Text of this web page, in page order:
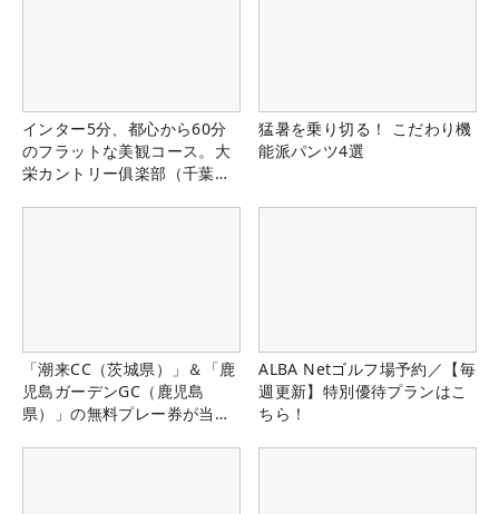
インター5分、都心から60分
のフラットな美観コース。大
栄カントリー俱楽部（千葉
猛暑を乗り切る！ こだわり機
能派パンツ4選
「潮来CC（茨城県）」＆「鹿
児島ガーデンGC（鹿児島
県）」の無料プレー券が当た
ALBA Netゴルフ場予約／【毎
週更新】特別優待プランはこ
ちら！